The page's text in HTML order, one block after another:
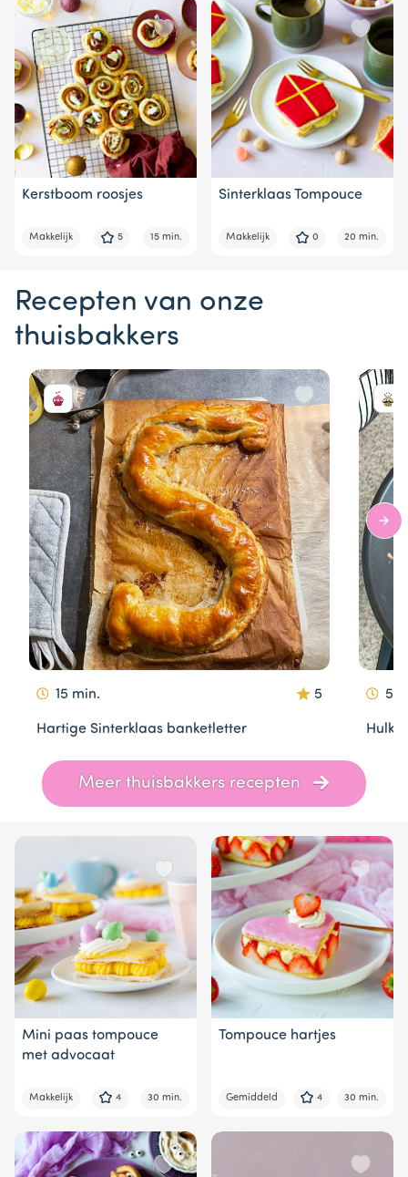
Kerstboom roosjes
Makkelijk 5 15 min.
Sinterklaas Tompouce
Makkelijk 0 20 min.
Recepten van onze
thuisbakkers
15 min. 5
Hartige Sinterklaas banketletter
5
Hulk
Meer thuisbakkers recepten
Mini paas tompouce
met advocaat
Makkelijk 4 30 min.
Tompouce hartjes
Gemiddeld 4 30 min.